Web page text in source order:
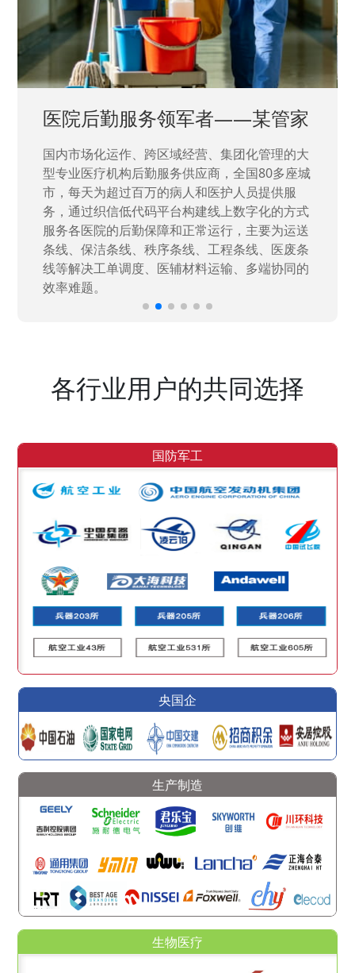
中国兵器工业集团——银光化学
国家“一五”期间156个重点项目之一。属于国家
高新技术企业，在信息化升级建设中，存在大
量“小、散、碎”的信息化需求，需要投入大量人
力资源进行开发，通过引入织信低代码平台，解
决当下遇到的各类业务难题，提升整体的IT研发
效率。
各行业用户的共同选择
国防军工
央国企
生产制造
生物医疗